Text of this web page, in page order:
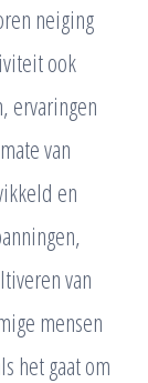
neiging
ook
ervaringen
van
en
van
mensen
het gaat om